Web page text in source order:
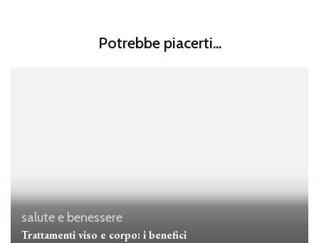
Potrebbe piacerti...
salute e benessere
Trattamenti viso e corpo: i benefici